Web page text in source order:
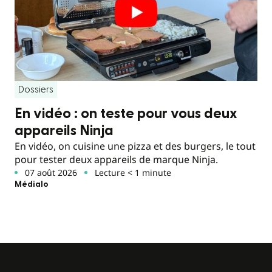
Dossiers
En vidéo : on teste pour vous deux
appareils Ninja
En vidéo, on cuisine une pizza et des burgers, le tout
pour tester deux appareils de marque Ninja.
07 août 2026 Lecture < 1 minute
Médialo